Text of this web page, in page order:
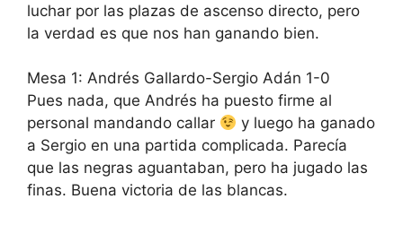
luchar por las plazas de ascenso directo, pero
la verdad es que nos han ganando bien.
Mesa 1: Andrés Gallardo-Sergio Adán 1-0
Pues nada, que Andrés ha puesto firme al
personal mandando callar
y luego ha ganado
a Sergio en una partida complicada. Parecía
que las negras aguantaban, pero ha jugado las
finas. Buena victoria de las blancas.